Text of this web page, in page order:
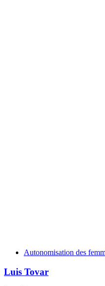
Tags Autonomisation des
Luis Tovar